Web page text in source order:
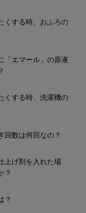
くする時、おふろの
「エマール」の原液
くする時、洗濯機の
回数は何回なの？
上げ剤を入れた場
？
？